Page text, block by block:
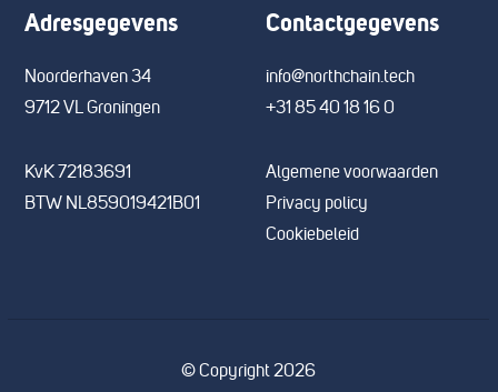
Adresgegevens
Noorderhaven 34
9712 VL Groningen
KvK 72183691
BTW NL859019421B01
Contactgegevens
info@northchain.tech
+31 85 40 18 16 0
Algemene voorwaarden
Privacy policy
Cookiebeleid
© Copyright 2026